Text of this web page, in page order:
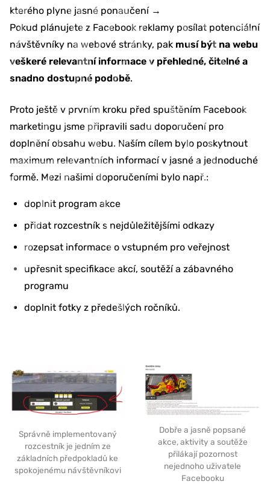
kterého plyne jasné ponaučení →
Pokud plánujete z Facebook reklamy posílat potenciální
návštěvníky na webové stránky, pak musí být na webu
veškeré relevantní informace v přehledné, čitelné a
snadno dostupné podobě.
Proto ještě v prvním kroku před spuštěním Facebook
marketingu jsme připravili sadu doporučení pro
doplnění obsahu webu. Naším cílem bylo poskytnout
maximum relevantních informací v jasné a jednoduché
formě. Mezi našimi doporučeními bylo např.:
doplnit program akce
přidat rozcestník s nejdůležitějšími odkazy
rozepsat informace o vstupném pro veřejnost
upřesnit specifikace akcí, soutěží a zábavného
programu
doplnit fotky z předešlých ročníků.
Správně implementovaný
rozcestník je jedním ze
základních předpokladů ke
spokojenému návštěvníkovi
Dobře a jasně popsané
akce, aktivity a soutěže
přilákají pozornost
nejednoho uživatele
Facebooku